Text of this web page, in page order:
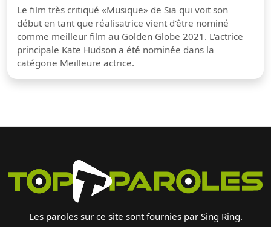
Le film très critiqué «Musique» de Sia qui voit son
début en tant que réalisatrice vient d'être nominé
comme meilleur film au Golden Globe 2021. L'actrice
principale Kate Hudson a été nominée dans la
catégorie Meilleure actrice.
Les paroles sur ce site sont fournies par Sing Ring.